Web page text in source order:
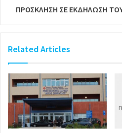
ΠΡΟΣΚΛΗΣΗ ΣΕ ΕΚΔΗΛΩΣΗ ΤΟΥ
Related Articles